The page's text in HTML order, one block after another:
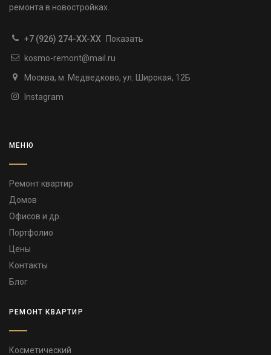
ремонта в новостройках.
+7 (926) 274-XX-XX
Показать
kosmo-remont@mail.ru
Москва, м. Медведково, ул. Широкая, 12Б
Instagram
МЕНЮ
Ремонт квартир
Домов
Офисов и др.
Портфолио
Цены
Контакты
Блог
РЕМОНТ КВАРТИР
Косметический